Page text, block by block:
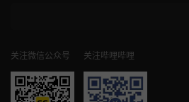
关注微信公众号 关注哔哩哔哩